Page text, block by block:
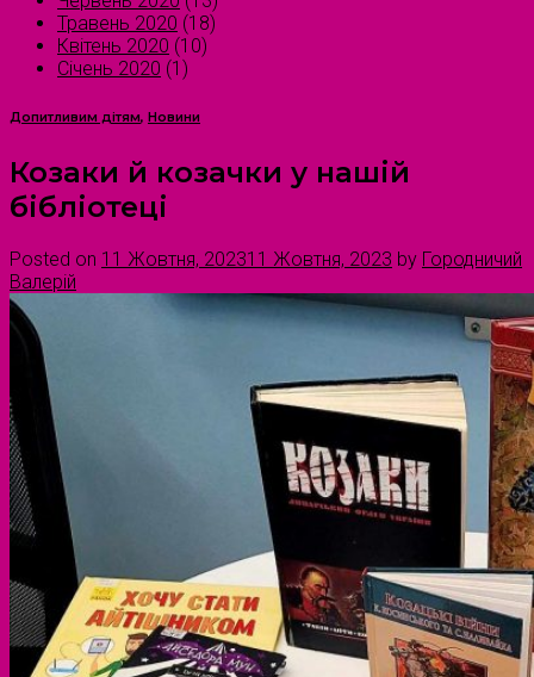
Травень 2020 (18)
Квітень 2020 (10)
Січень 2020 (1)
Допитливим дітям, Новини
Козаки й козачки у нашій
бібліотеці
Posted on 11 Жовтня, 202311 Жовтня, 2023 by Городничий
Валерій